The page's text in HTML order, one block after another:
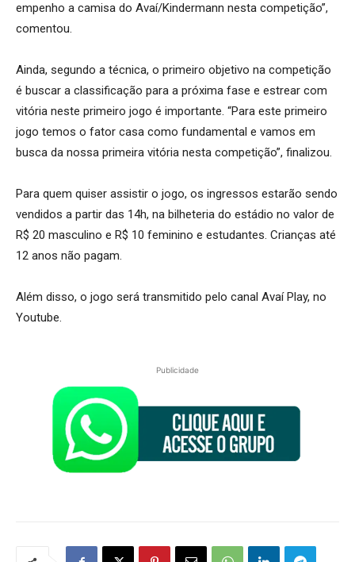
empenho a camisa do Avaí/Kindermann nesta competição”,
comentou.
Ainda, segundo a técnica, o primeiro objetivo na competição
é buscar a classificação para a próxima fase e estrear com
vitória neste primeiro jogo é importante. “Para este primeiro
jogo temos o fator casa como fundamental e vamos em
busca da nossa primeira vitória nesta competição”, finalizou.
Para quem quiser assistir o jogo, os ingressos estarão sendo
vendidos a partir das 14h, na bilheteria do estádio no valor de
R$ 20 masculino e R$ 10 feminino e estudantes. Crianças até
12 anos não pagam.
Além disso, o jogo será transmitido pelo canal Avaí Play, no
Youtube.
Publicidade